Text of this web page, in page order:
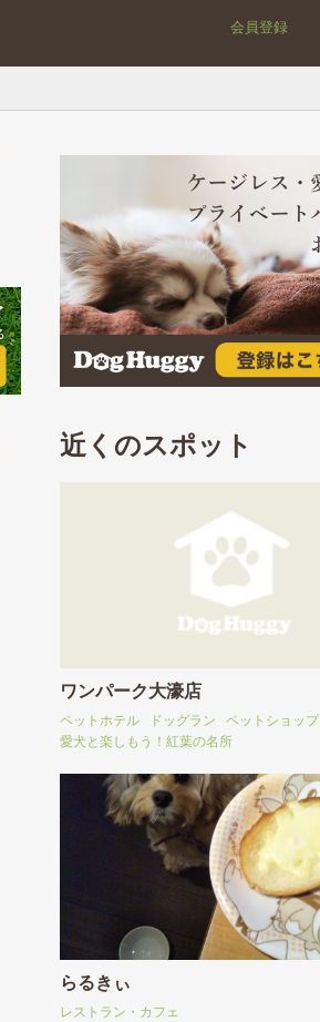
会員登録
近くのスポット
ワンパーク大濠店
ペットホテル ドッグラン ペットショップ
愛犬と楽しもう！紅葉の名所
らるきぃ
レストラン・カフェ